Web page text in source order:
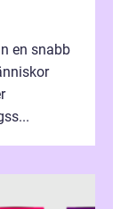
en snabb